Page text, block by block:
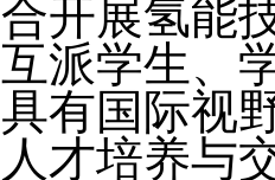
合开展氢能
互派学生、
具有国际视
人才培养与